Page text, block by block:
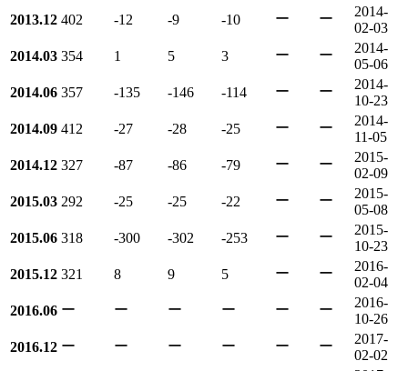
2013.12 402 -12 -9 -10 ー ー
2014-
02-03
2014.03 354 1 5 3 ー ー
2014-
05-06
2014.06 357 -135 -146 -114 ー ー
2014-
10-23
2014.09 412 -27 -28 -25 ー ー
2014-
11-05
2014.12 327 -87 -86 -79 ー ー
2015-
02-09
2015.03 292 -25 -25 -22 ー ー
2015-
05-08
2015.06 318 -300 -302 -253 ー ー
2015-
10-23
2015.12 321 8 9 5 ー ー
2016-
02-04
2016.06 ー ー ー ー ー ー
2016-
10-26
2016.12 ー ー ー ー ー ー
2017-
02-02